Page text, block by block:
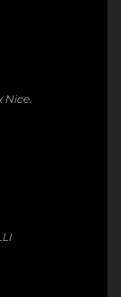
Nice.